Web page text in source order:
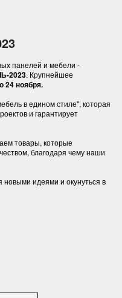
панелей и мебели -
2023. Крупнейшее
24 ноября.
в едином стиле", которая
и гарантирует
товары, которые
благодаря чему наши
идеями и окунуться в